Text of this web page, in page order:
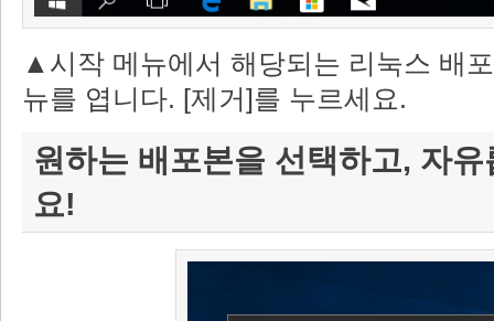
▲시작 메뉴에서 해당되는 리눅스 배
뉴를 엽니다. [제거]를 누르세요.
원하는 배포본을 선택하고, 자
요!